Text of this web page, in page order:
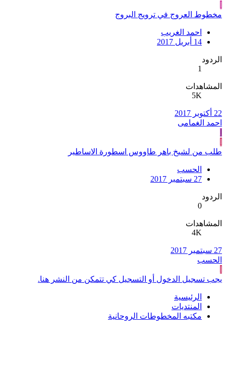
مخطوط العروج في ترويج البروج
احمد الغريب
14 أبريل 2017
الردود
1
المشاهدات
5K
22 أكتوبر 2017
احمد الغمامى
طلب من لشيخ باهر طاووس اسطورة الاساطير
الحسب
27 سبتمبر 2017
الردود
0
المشاهدات
4K
27 سبتمبر 2017
الحسب
يجب تسجيل الدخول أو التسجيل كي تتمكن من النشر هنا.
الرئيسية
المنتديات
مكتبه المخطوطات الروحانية